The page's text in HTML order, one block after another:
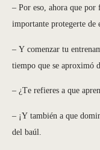
– Por eso, ahora que por
importante protegerte de
– Y comenzar tu
tiempo que se aproximó
– ¿Te refieres a que
– ¡Y también a que
del baúl.